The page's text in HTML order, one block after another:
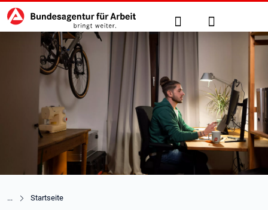
zu den Hauptinhalten springen
Hauptnavigation Suche Anmelden
Startseite